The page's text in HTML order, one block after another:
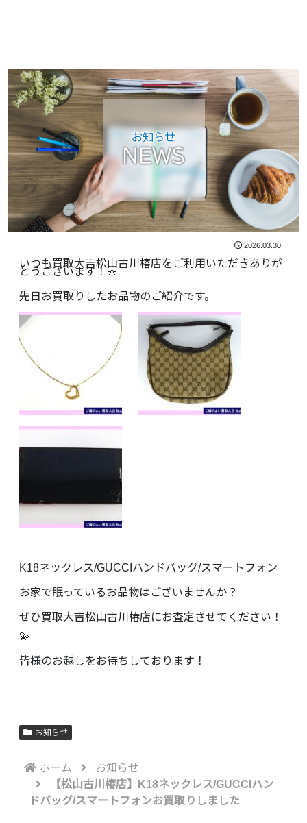
お知らせ
NEWS
2026.03.30
いつも買取大吉松山古川椿店をご利用いただきありが
とうございます！🔆
先日お買取りしたお品物のご紹介です。
K18ネックレス/GUCCIハンドバッグ/スマートフォン
お家で眠っているお品物はございませんか？
ぜひ買取大吉松山古川椿店にお査定させてください！
💫
皆様のお越しをお待ちしております！
お知らせ
ホーム
お知らせ
【松山古川椿店】K18ネックレス/GUCCIハン
ドバッグ/スマートフォンお買取りしました